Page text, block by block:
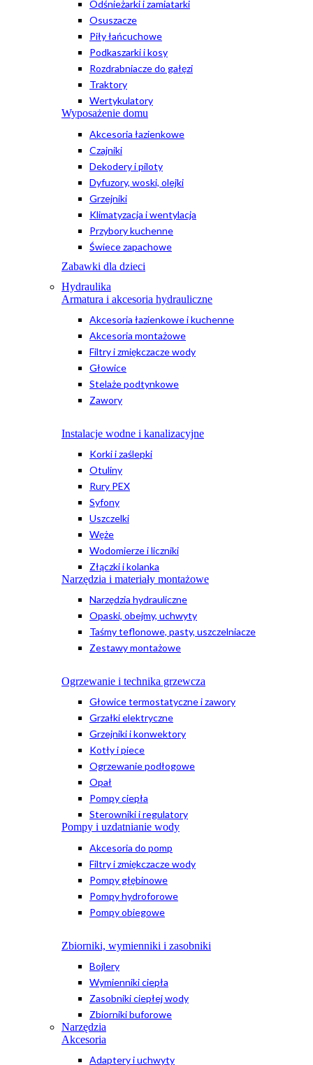
Odśnieżarki i zamiatarki
Osuszacze
Piły łańcuchowe
Podkaszarki i kosy
Rozdrabniacze do gałęzi
Traktory
Wertykulatory
Wyposażenie domu
Akcesoria łazienkowe
Czajniki
Dekodery i piloty
Dyfuzory, woski, olejki
Grzejniki
Klimatyzacja i wentylacja
Przybory kuchenne
Świece zapachowe
Zabawki dla dzieci
Hydraulika
Armatura i akcesoria hydrauliczne
Akcesoria łazienkowe i kuchenne
Akcesoria montażowe
Filtry i zmiękczacze wody
Głowice
Stelaże podtynkowe
Zawory
Instalacje wodne i kanalizacyjne
Korki i zaślepki
Otuliny
Rury PEX
Syfony
Uszczelki
Węże
Wodomierze i liczniki
Złączki i kolanka
Narzędzia i materiały montażowe
Narzędzia hydrauliczne
Opaski, obejmy, uchwyty
Taśmy teflonowe, pasty, uszczelniacze
Zestawy montażowe
Ogrzewanie i technika grzewcza
Głowice termostatyczne i zawory
Grzałki elektryczne
Grzejniki i konwektory
Kotły i piece
Ogrzewanie podłogowe
Opał
Pompy ciepła
Sterowniki i regulatory
Pompy i uzdatnianie wody
Akcesoria do pomp
Filtry i zmiękczacze wody
Pompy głębinowe
Pompy hydroforowe
Pompy obiegowe
Zbiorniki, wymienniki i zasobniki
Bojlery
Wymienniki ciepła
Zasobniki ciepłej wody
Zbiorniki buforowe
Narzędzia
Akcesoria
Adaptery i uchwyty